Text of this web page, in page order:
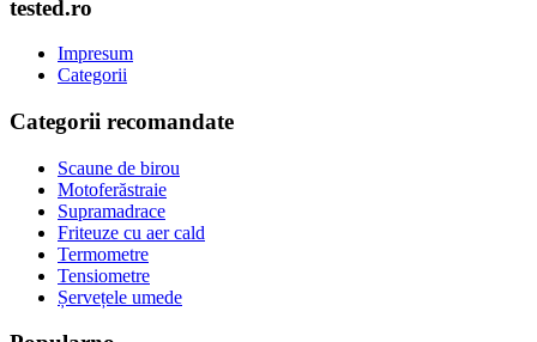
tested.ro
Impresum
Categorii
Categorii recomandate
Scaune de birou
Motoferăstraie
Supramadrace
Friteuze cu aer cald
Termometre
Tensiometre
Șervețele umede